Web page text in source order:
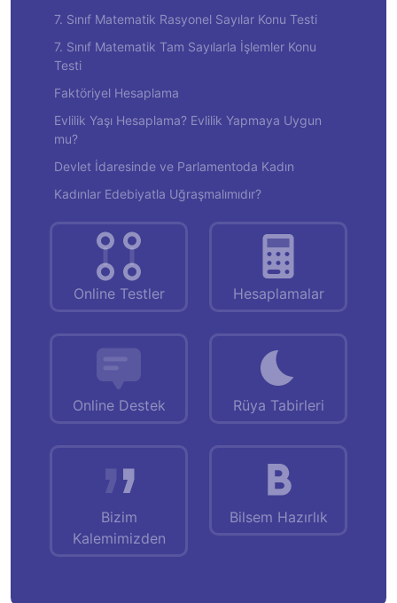
7. Sınıf Matematik Rasyonel Sayılar Konu Testi
7. Sınıf Matematik Tam Sayılarla İşlemler Konu
Testi
Faktöriyel Hesaplama
Evlilik Yaşı Hesaplama? Evlilik Yapmaya Uygun
mu?
Devlet İdaresinde ve Parlamentoda Kadın
Kadınlar Edebiyatla Uğraşmalımıdır?
Online Testler Hesaplamalar
Online Destek Rüya Tabirleri
Bizim
Kalemimizden
Bilsem Hazırlık